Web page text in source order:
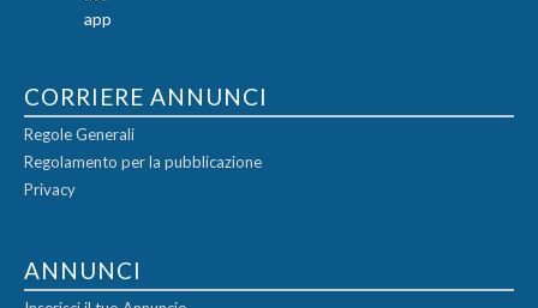
CORRIERE ANNUNCI
Regole Generali
Regolamento per la pubblicazione
Privacy
ANNUNCI